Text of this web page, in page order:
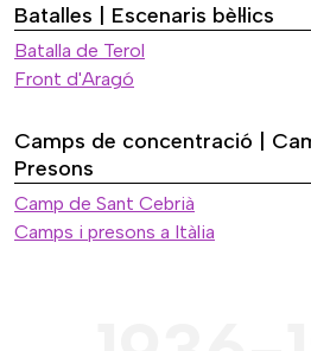
Batalles | Escenaris bèl·lics
Batalla de Terol
Front d'Aragó
Camps de concentració |
Presons
Camp de Sant Cebrià
Camps i presons a Itàlia